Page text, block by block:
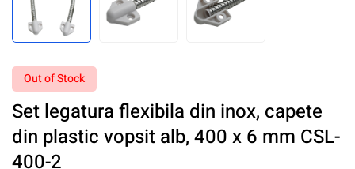
Out of Stock
Set legatura flexibila din inox, capete
din plastic vopsit alb, 400 x 6 mm CSL-
400-2